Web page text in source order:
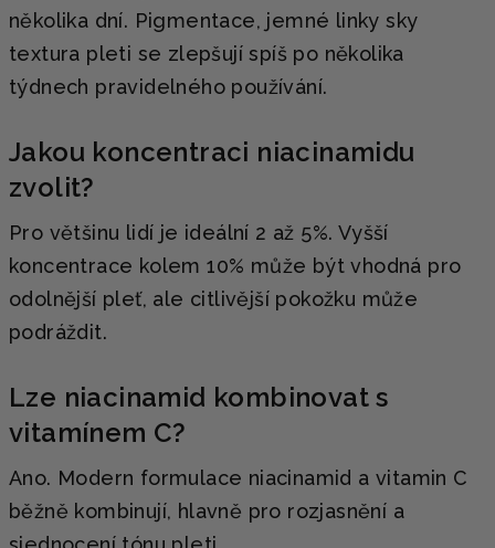
několika dní. Pigmentace, jemné linky sky
textura pleti se zlepšují spíš po několika
týdnech pravidelného používání.
Jakou koncentraci niacinamidu
zvolit?
Pro většinu lidí je ideální 2 až 5%. Vyšší
koncentrace kolem 10% může být vhodná pro
odolnější pleť, ale citlivější pokožku může
podráždit.
Lze niacinamid kombinovat s
vitamínem C?
Ano. Modern formulace niacinamid a vitamin C
běžně kombinují, hlavně pro rozjasnění a